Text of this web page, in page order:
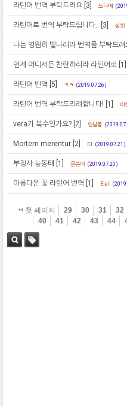
라틴어 번역 부탁드려요 [3] 노다메
라틴어로 번역 부탁드립니다.. [3] 심희
나는 영원히 빛나리라 번역좀 부탁드려
언제 어디서든 찬란하리라 라틴어로 [1]
라틴어 번역 [5] ㅋㅋ (2019.07.26)
라틴어 번역 부탁드리려합니다! [1] 이
vera가 복수인가요? [2] 연남동
Mortem merentur [2] FJ (2019.07.21)
부정사 능동태 [1] 글쓴이 (2019.07.20)
아름다운 꽃 라틴어 번역 [1] Eiel
첫 페이지 29 30 31 32
40 41 42 43 44